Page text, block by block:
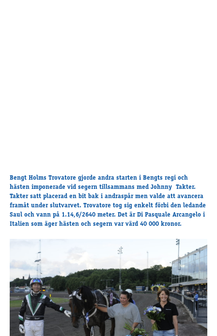
Bengt Holms Trovatore gjorde andra starten i Bengts regi och
hästen imponerade vid segern tillsammans med Johnny Takter.
Takter satt placerad en bit bak i andraspår men valde att avancera
framåt under slutvarvet. Trovatore tog sig enkelt förbi den ledande
Saul och vann på 1.14,6/2640 meter. Det är Di Pasquale Arcangelo i
Italien som äger hästen och segern var värd 40 000 kronor.